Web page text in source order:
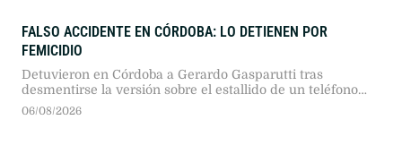
FALSO ACCIDENTE EN CÓRDOBA: LO DETIENEN POR
FEMICIDIO
Detuvieron en Córdoba a Gerardo Gasparutti tras
desmentirse la versión sobre el estallido de un teléfono
móvil en su automóvil. La fiscalía lo imputó por el
06/08/2026